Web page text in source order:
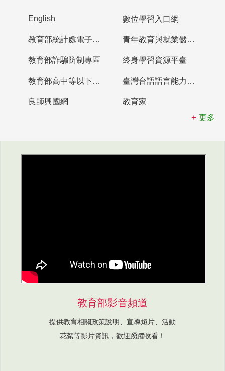
English 數位學習入口網
教育部統計處電子書櫃 青年教育與就業儲蓄帳戶
教育部詐騙防制專區 終身學習資源平臺
教育部高中等以下學校及幼兒園教師資格檢定考試 臺灣台語語言能力認證網站
良師興國網
教育家
更多
教育部影音頻道
提供教育相關政策說明、宣導短片、活動
花絮等影片資訊，歡迎踴躍收看！